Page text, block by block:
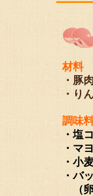
材料
・豚
・り
調味
・塩
・マ
・小
・バ
（卵